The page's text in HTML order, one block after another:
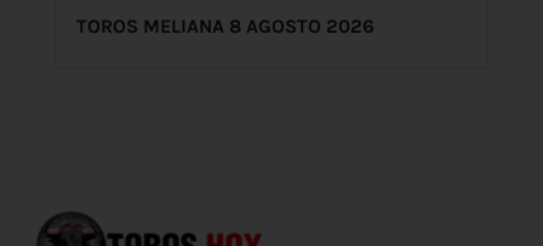
TOROS MELIANA 8 AGOSTO 2026